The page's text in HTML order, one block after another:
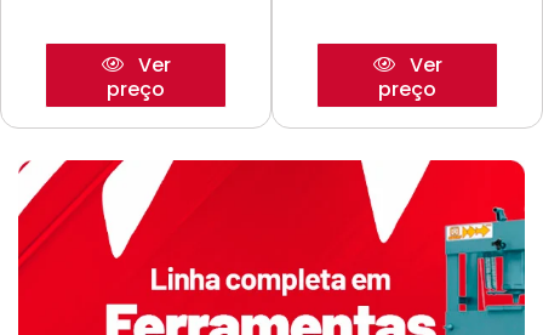
Ver
preço
Ver
preço